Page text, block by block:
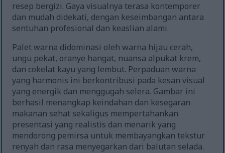
resep bergizi. Gaya visualnya terasa kontemporer
dan mudah didekati, dengan keseimbangan antara
sentuhan profesional dan keaslian alami.
Palet warna didominasi oleh warna hijau cerah,
ungu pekat, oranye hangat, nuansa alpukat krem,
dan cokelat kayu yang lembut. Perpaduan warna
yang harmonis ini berkontribusi pada kesan visual
yang energik dan menggugah selera. Gambar ini
berhasil menangkap keindahan dan kesegaran
makanan sehat sekaligus mempertahankan
presentasi yang realistis dan menarik yang
mendorong pemirsa untuk membayangkan tekstur
renyah dan rasa menyegarkan dari balutan selada.